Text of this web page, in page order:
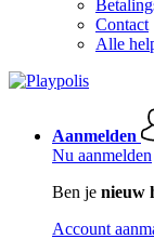
Contact
Alle
Aanmelden
Nu aanmelden
Ben je nieuw
Account